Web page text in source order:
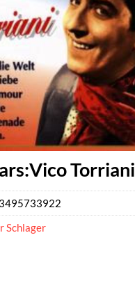
Torriani
Schlager